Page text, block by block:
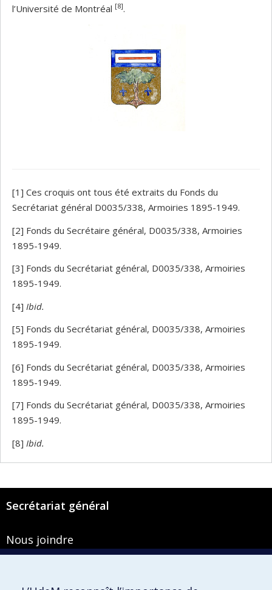
l’Université de Montréal [8].
[1] Ces croquis ont tous été extraits du Fonds du
Secrétariat général D0035/338, Armoiries 1895-1949.
[2] Fonds du Secrétaire général, D0035/338, Armoiries
1895-1949.
[3] Fonds du Secrétariat général, D0035/338, Armoiries
1895-1949.
[4] Ibid.
[5] Fonds du Secrétariat général, D0035/338, Armoiries
1895-1949.
[6] Fonds du Secrétariat général, D0035/338, Armoiries
1895-1949.
[7] Fonds du Secrétariat général, D0035/338, Armoiries
1895-1949.
[8] Ibid.
Secrétariat général
Nous joindre